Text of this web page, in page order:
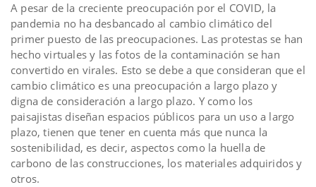
A pesar de la creciente preocupación por el COVID, la
pandemia no ha desbancado al cambio climático del
primer puesto de las preocupaciones. Las protestas se han
hecho virtuales y las fotos de la contaminación se han
convertido en virales. Esto se debe a que consideran que el
cambio climático es una preocupación a largo plazo y
digna de consideración a largo plazo. Y como los
paisajistas diseñan espacios públicos para un uso a largo
plazo, tienen que tener en cuenta más que nunca la
sostenibilidad, es decir, aspectos como la huella de
carbono de las construcciones, los materiales adquiridos y
otros.